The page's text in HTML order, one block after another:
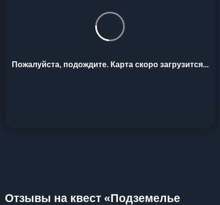
Пожалуйста, подождите. Карта скоро загрузится...
Отзывы на квест «Подземелье